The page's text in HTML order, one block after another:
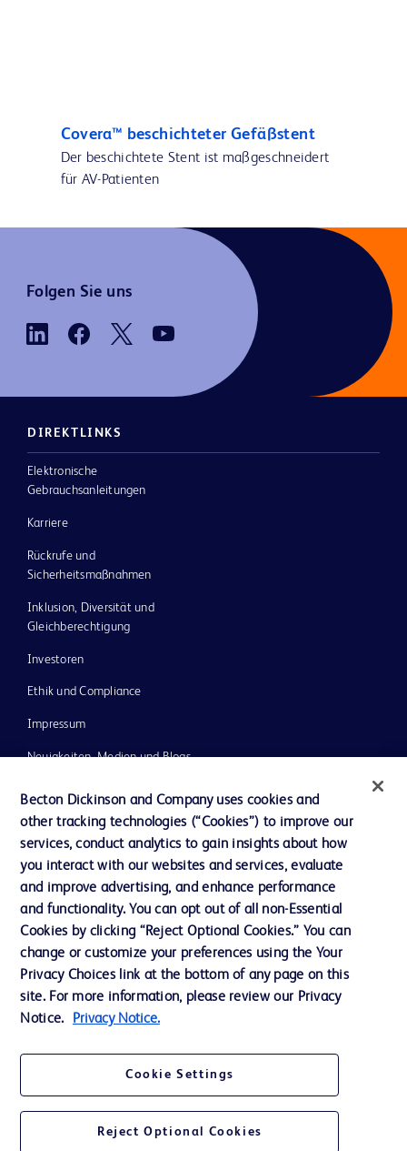
Covera™ beschichteter Gefäßstent
Der beschichtete Stent ist maßgeschneidert
für AV-Patienten
Folgen Sie uns
DIREKTLINKS
Elektronische
Gebrauchsanleitungen
Karriere
Rückrufe und
Sicherheitsmaßnahmen
Inklusion, Diversität und
Gleichberechtigung
Investoren
Ethik und Compliance
Impressum
Neuigkeiten, Medien und Blogs
Unser Unternehmen
AGB
Kontaktieren Sie uns
Cookie-Einstellungen
Datenschutz
Nutzungsbedingungen
© 2026 BD. Alle Rechte vorbehalten. BD und das BD-Logo sind Marken von
Becton Dickinson and Company uses cookies and
other tracking technologies (“Cookies”) to improve our
services, conduct analytics to gain insights about how
you interact with our websites and services, evaluate
and improve advertising, and enhance performance
and functionality. You can opt out of all non-Essential
Cookies by clicking “Reject Optional Cookies.” You can
change or customize your preferences using the Your
Privacy Choices link at the bottom of any page on this
site. For more information, please review our Privacy
Notice.
Privacy Notice.
Cookie Settings
Reject Optional Cookies